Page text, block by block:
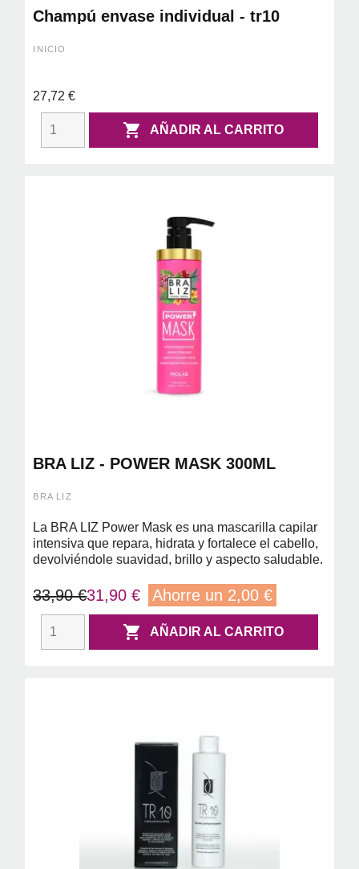
Champú envase individual - tr10
INICIO
27,72 €
 AÑADIR AL CARRITO
BRA LIZ - POWER MASK 300ML
BRA LIZ
La BRA LIZ Power Mask es una mascarilla capilar
intensiva que repara, hidrata y fortalece el cabello,
devolviéndole suavidad, brillo y aspecto saludable.
33,90 €31,90 € Ahorre un 2,00 €
 AÑADIR AL CARRITO